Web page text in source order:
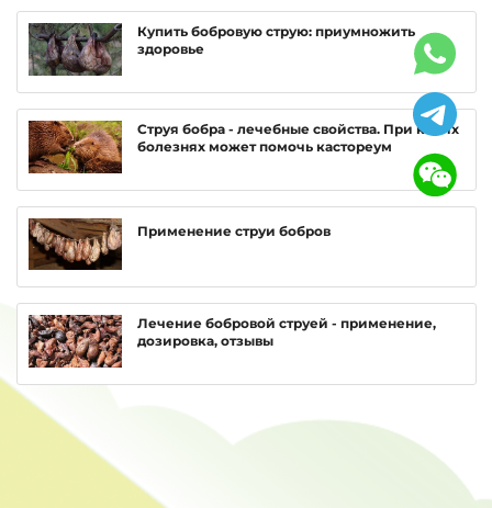
Купить бобровую струю: приумножить
здоровье
Струя бобра - лечебные свойства. При каких
болезнях может помочь кастореум
Применение струи бобров
Лечение бобровой струей - применение,
дозировка, отзывы